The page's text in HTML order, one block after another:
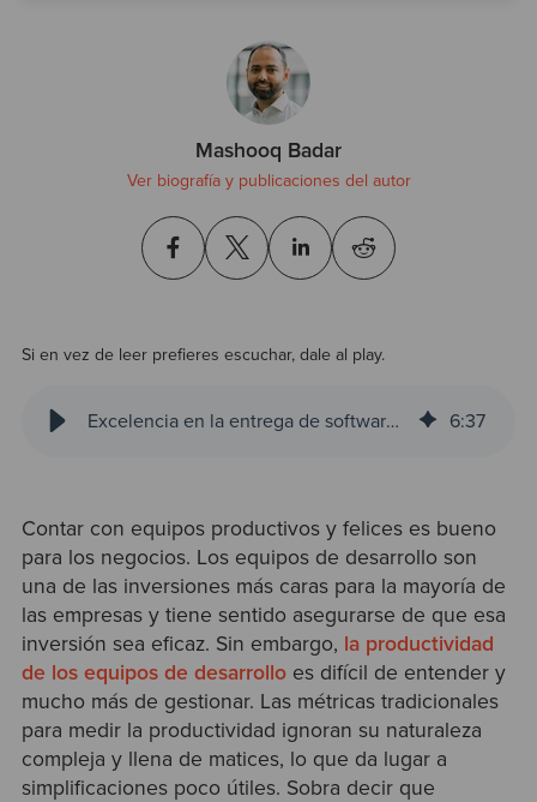
Mashooq Badar
Ver biografía y publicaciones del autor
Si en vez de leer prefieres escuchar, dale al play.
Excelencia en la entrega de software con métricas SPACE 6:37
Contar con equipos productivos y felices es bueno
para los negocios. Los equipos de desarrollo son
una de las inversiones más caras para la mayoría de
las empresas y tiene sentido asegurarse de que esa
inversión sea eficaz. Sin embargo, la productividad
de los equipos de desarrollo es difícil de entender y
mucho más de gestionar. Las métricas tradicionales
para medir la productividad ignoran su naturaleza
compleja y llena de matices, lo que da lugar a
simplificaciones poco útiles. Sobra decir que